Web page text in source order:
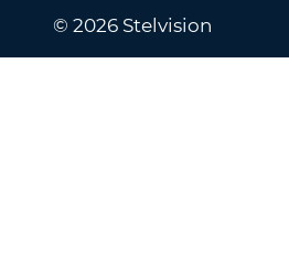
© 2026 Stelvision